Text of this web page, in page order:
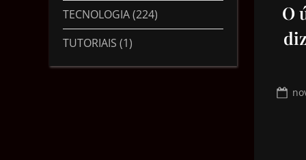
O
TECNOLOGIA(224)
TUTORIAIS (1)